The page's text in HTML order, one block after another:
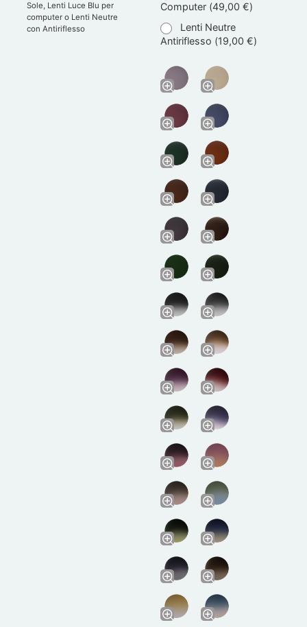
Sole, Lenti Luce Blu per
computer o Lenti Neutre
con Antiriflesso
Computer (49,00 €)
Lenti Neutre
Antiriflesso (19,00 €)